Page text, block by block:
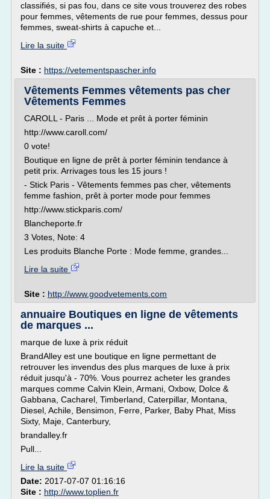
classifiés, si pas fou, dans ce site vous trouverez des robes
pour femmes, vêtements de rue pour femmes, dessus pour
femmes, sweat-shirts à capuche et...
Lire la suite
Site : https://vetementspascher.info
Vêtements Femmes vêtements pas cher
Vêtements Femmes
CAROLL - Paris ... Mode et prêt à porter féminin
http://www.caroll.com/
0 vote!
Boutique en ligne de prêt à porter féminin tendance à
petit prix. Arrivages tous les 15 jours !
- Stick Paris - Vêtements femmes pas cher, vêtements
femme fashion, prêt à porter mode pour femmes
http://www.stickparis.com/
Blancheporte.fr
3 Votes, Note: 4
Les produits Blanche Porte : Mode femme, grandes...
Lire la suite
Site : http://www.goodvetements.com
annuaire Boutiques en ligne de vêtements
de marques ...
marque de luxe à prix réduit
BrandAlley est une boutique en ligne permettant de
retrouver les invendus des plus marques de luxe à prix
réduit jusqu'à - 70%. Vous pourrez acheter les grandes
marques comme Calvin Klein, Armani, Oxbow, Dolce &
Gabbana, Cacharel, Timberland, Caterpillar, Montana,
Diesel, Achile, Bensimon, Ferre, Parker, Baby Phat, Miss
Sixty, Maje, Canterbury,
brandalley.fr
Pull...
Lire la suite
Date: 2017-07-07 01:16:16
Site : http://www.toplien.fr